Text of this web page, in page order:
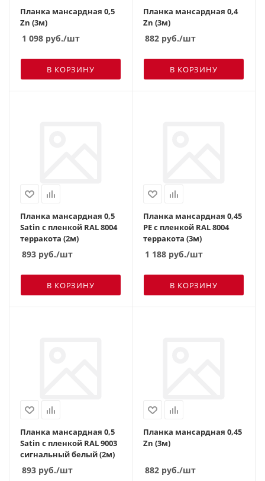
Планка мансардная 0,5
Zn (3м)
1 098 руб./шт
В КОРЗИНУ
Планка мансардная 0,4
Zn (3м)
882 руб./шт
В КОРЗИНУ
Планка мансардная 0,5
Satin с пленкой RAL 8004
терракота (2м)
893 руб./шт
В КОРЗИНУ
Планка мансардная 0,45
PE с пленкой RAL 8004
терракота (3м)
1 188 руб./шт
В КОРЗИНУ
Планка мансардная 0,5
Satin с пленкой RAL 9003
сигнальный белый (2м)
893 руб./шт
Планка мансардная 0,45
Zn (3м)
882 руб./шт